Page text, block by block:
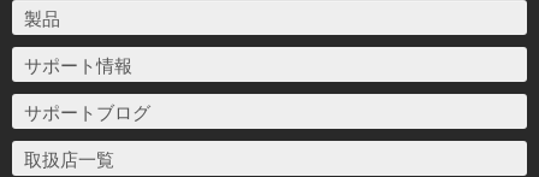
製品
サポート情報
サポートブログ
取扱店一覧